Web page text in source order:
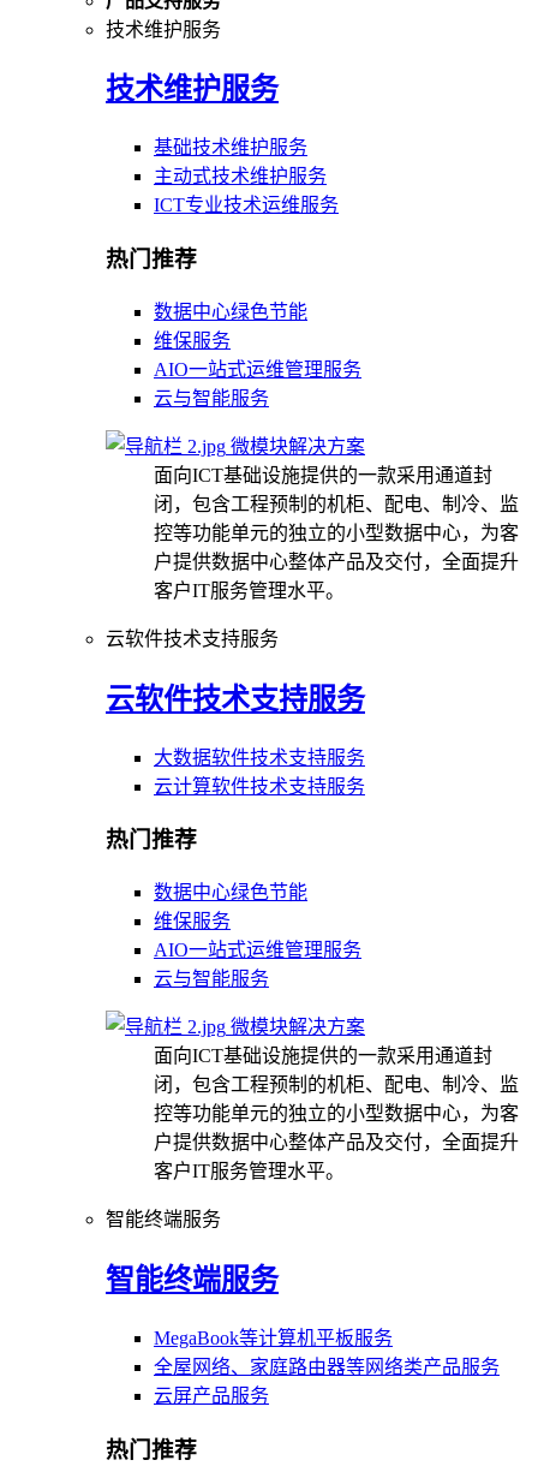
技术维护服务
技术维护服务
基础技术维护服务
主动式技术维护服务
ICT专业技术运维服务
热门推荐
数据中心绿色节能
维保服务
AIO一站式运维管理服务
云与智能服务
微模块解决方案
面向ICT基础设施提供的一款采用通道封
闭，包含工程预制的机柜、配电、制冷、监
控等功能单元的独立的小型数据中心，为客
户提供数据中心整体产品及交付，全面提升
客户IT服务管理水平。
云软件技术支持服务
云软件技术支持服务
大数据软件技术支持服务
云计算软件技术支持服务
热门推荐
数据中心绿色节能
维保服务
AIO一站式运维管理服务
云与智能服务
微模块解决方案
面向ICT基础设施提供的一款采用通道封
闭，包含工程预制的机柜、配电、制冷、监
控等功能单元的独立的小型数据中心，为客
户提供数据中心整体产品及交付，全面提升
客户IT服务管理水平。
智能终端服务
智能终端服务
MegaBook等计算机平板服务
全屋网络、家庭路由器等网络类产品服务
云屏产品服务
热门推荐